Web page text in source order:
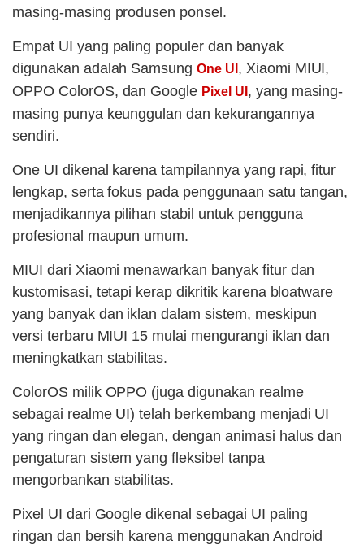
masing-masing produsen ponsel.
Empat UI yang paling populer dan banyak
digunakan adalah SamsungOne UI , Xiaomi MIUI,
OPPO ColorOS, dan Google Pixel UI , yang masing-
masing punya keunggulan dan kekurangannya
sendiri.
One UI dikenal karena tampilannya yang rapi, fitur
lengkap, serta fokus pada penggunaan satu tangan,
menjadikannya pilihan stabil untuk pengguna
profesional maupun umum.
MIUI dari Xiaomi menawarkan banyak fitur dan
kustomisasi, tetapi kerap dikritik karena bloatware
yang banyak dan iklan dalam sistem, meskipun
versi terbaru MIUI 15 mulai mengurangi iklan dan
meningkatkan stabilitas.
ColorOS milik OPPO (juga digunakan realme
sebagai realme UI) telah berkembang menjadi UI
yang ringan dan elegan, dengan animasi halus dan
pengaturan sistem yang fleksibel tanpa
mengorbankan stabilitas.
Pixel UI dari Google dikenal sebagai UI paling
ringan dan bersih karena menggunakan Android